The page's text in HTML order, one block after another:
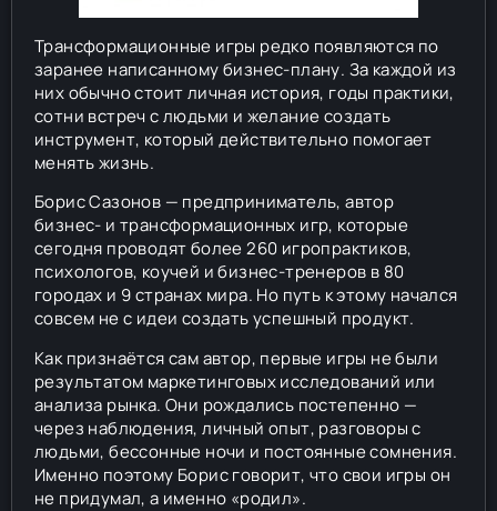
Трансформационные игры редко появляются по
заранее написанному бизнес-плану. За каждой из
них обычно стоит личная история, годы практики,
сотни встреч с людьми и желание создать
инструмент, который действительно помогает
менять жизнь.
Борис Сазонов — предприниматель, автор
бизнес- и трансформационных игр, которые
сегодня проводят более 260 игропрактиков,
психологов, коучей и бизнес-тренеров в 80
городах и 9 странах мира. Но путь к этому начался
совсем не с идеи создать успешный продукт.
Как признаётся сам автор, первые игры не были
результатом маркетинговых исследований или
анализа рынка. Они рождались постепенно —
через наблюдения, личный опыт, разговоры с
людьми, бессонные ночи и постоянные сомнения.
Именно поэтому Борис говорит, что свои игры он
не придумал, а именно «родил».